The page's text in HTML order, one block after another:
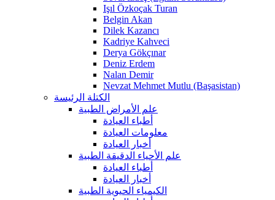
Işıl Özkoçak Turan
Belgin Akan
Dilek Kazancı
Kadriye Kahveci
Derya Gökçınar
Deniz Erdem
Nalan Demir
Nevzat Mehmet Mutlu (Başasistan)
الكتلة الرئيسة
علم الأمراض الطبية
أطباء العيادة
معلومات العيادة
أخبار العيادة
علم الأحياء الدقيقة الطبية
أطباء العيادة
أخبار العيادة
الكيمياء الحيوية الطبية